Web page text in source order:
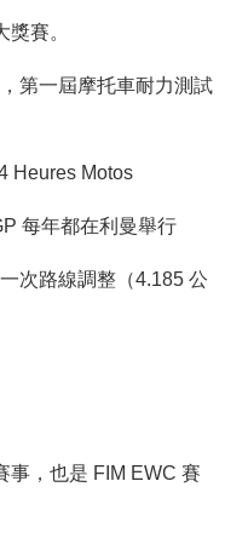
賽。
第一屆摩托車耐力測試
Heures Motos
每年都在利曼舉行
次路線調整（4.185 公
事，也是 FIM EWC 賽